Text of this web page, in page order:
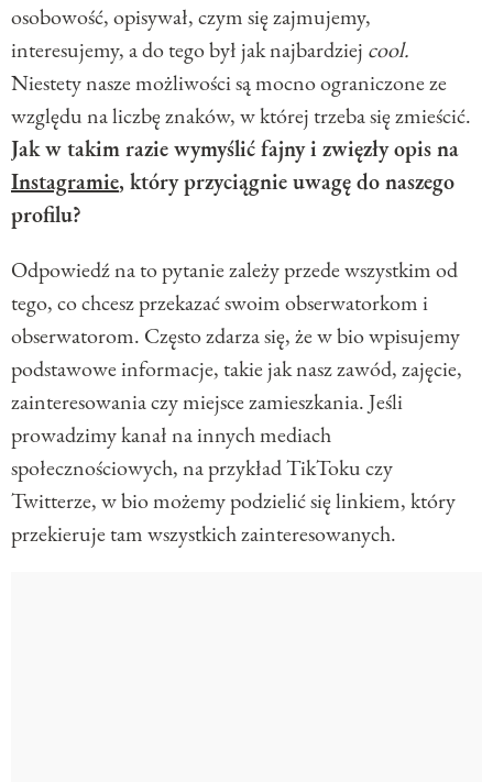
osobowość, opisywał, czym się zajmujemy,
interesujemy, a do tego był jak najbardziej cool.
Niestety nasze możliwości są mocno ograniczone ze
względu na liczbę znaków, w której trzeba się zmieścić.
Jak w takim razie wymyślić fajny i zwięzły opis na
Instagramie, który przyciągnie uwagę do naszego
profilu?
Odpowiedź na to pytanie zależy przede wszystkim od
tego, co chcesz przekazać swoim obserwatorkom i
obserwatorom. Często zdarza się, że w bio wpisujemy
podstawowe informacje, takie jak nasz zawód, zajęcie,
zainteresowania czy miejsce zamieszkania. Jeśli
prowadzimy kanał na innych mediach
społecznościowych, na przykład TikToku czy
Twitterze, w bio możemy podzielić się linkiem, który
przekieruje tam wszystkich zainteresowanych.